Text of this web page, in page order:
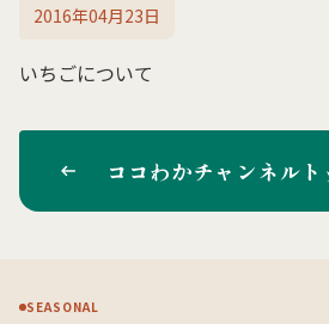
2016年04月23日
いちごについて
ココわかチャンネルト
SEASONAL